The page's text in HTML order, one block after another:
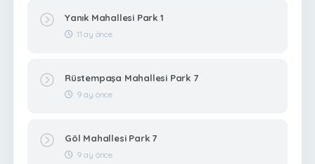
Yanık Mahallesi Park 1
11 ay önce
Rüstempaşa Mahallesi Park 7
9 ay önce
Göl Mahallesi Park 7
9 ay önce